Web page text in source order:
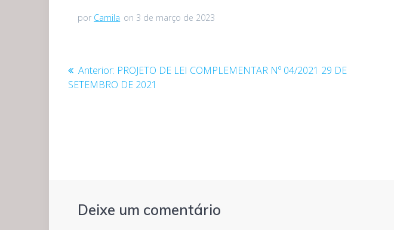
por Camila on 3 de março de 2023
Navegação
de
Anterior: Post
anterior:
PROJETO DE LEI COMPLEMENTAR Nº 04/2021 29 DE
SETEMBRO DE 2021
Deixe um comentário